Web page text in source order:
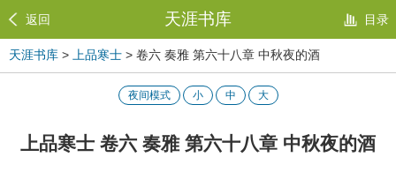
返回 天涯书库 目录
天涯书库 > 上品寒士 > 卷六 奏雅 第六十八章 中秋夜的酒
夜间模式 小 中 大
上品寒士 卷六 奏雅 第六十八章 中秋夜的酒